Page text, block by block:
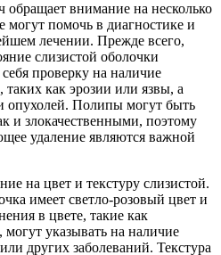
обращает внимание на несколько
могут помочь в диагностике и
лечении. Прежде всего,
слизистой оболочки
проверку на наличие
как эрозии или язвы, а
опухолей. Полипы могут быть
и злокачественными, поэтому
удаление являются важной
на цвет и текстуру слизистой.
имеет светло-розовый цвет и
в цвете, такие как
указывать на наличие
других заболеваний. Текстура